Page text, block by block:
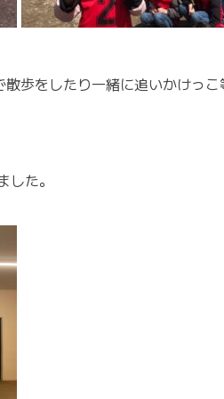
歩をしたり一緒に追いかけっ
た。